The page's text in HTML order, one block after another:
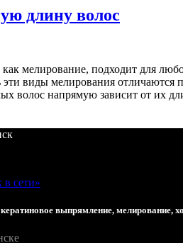
длину волос
мелирование, подходит для
виды мелирования отличаются
волос напрямую зависит от их
в сети»
выпрямление, мелирование,